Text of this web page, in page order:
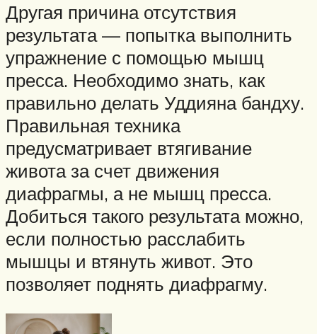
Другая причина отсутствия
результата — попытка выполнить
упражнение с помощью мышц
пресса. Необходимо знать, как
правильно делать Уддияна бандху.
Правильная техника
предусматривает втягивание
живота за счет движения
диафрагмы, а не мышц пресса.
Добиться такого результата можно,
если полностью расслабить
мышцы и втянуть живот. Это
позволяет поднять диафрагму.